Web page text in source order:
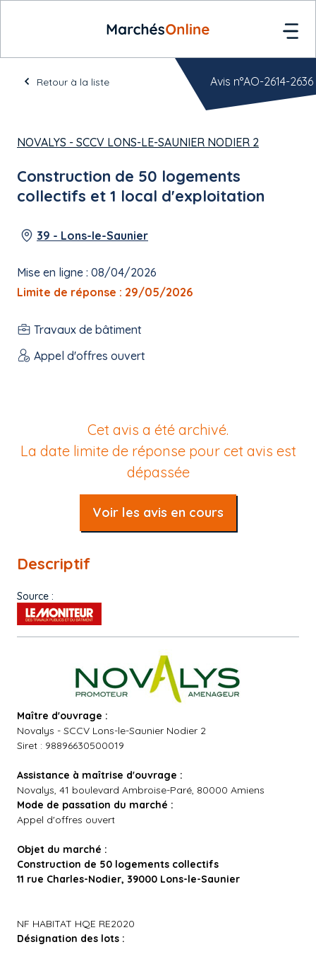
Retour à la liste
NOVALYS - SCCV LONS-LE-SAUNIER NODIER 2
Construction de 50 logements
collectifs et 1 local d'exploitation
39 - Lons-le-Saunier
Mise en ligne : 08/04/2026
Limite de réponse : 29/05/2026
Travaux de bâtiment
Appel d'offres ouvert
Avis n°AO-2614-2636
Cet avis a été archivé.
La date limite de réponse pour cet avis est
dépassée
Voir les avis en cours
Descriptif
Source :
Maître d'ouvrage :
Novalys - SCCV Lons-le-Saunier Nodier 2
Siret : 98896630500019
Assistance à maîtrise d'ouvrage :
Novalys, 41 boulevard Ambroise-Paré, 80000 Amiens
Mode de passation du marché :
Appel d'offres ouvert
Objet du marché :
Construction de 50 logements collectifs
11 rue Charles-Nodier, 39000 Lons-le-Saunier
NF HABITAT HQE RE2020
Désignation des lots :